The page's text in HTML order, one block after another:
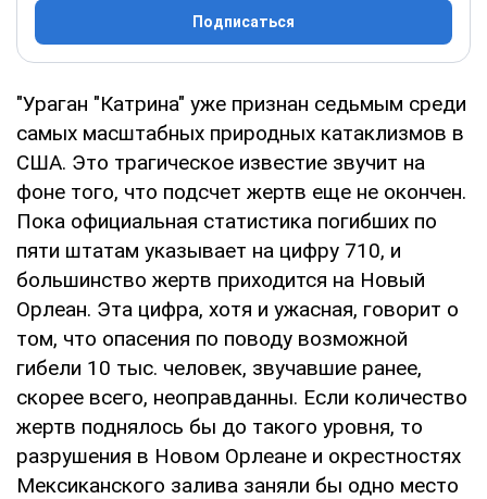
Подписаться
"Ураган "Катрина" уже признан седьмым среди
самых масштабных природных катаклизмов в
США. Это трагическое известие звучит на
фоне того, что подсчет жертв еще не окончен.
Пока официальная статистика погибших по
пяти штатам указывает на цифру 710, и
большинство жертв приходится на Новый
Орлеан. Эта цифра, хотя и ужасная, говорит о
том, что опасения по поводу возможной
гибели 10 тыс. человек, звучавшие ранее,
скорее всего, неоправданны. Если количество
жертв поднялось бы до такого уровня, то
разрушения в Новом Орлеане и окрестностях
Мексиканского залива заняли бы одно место